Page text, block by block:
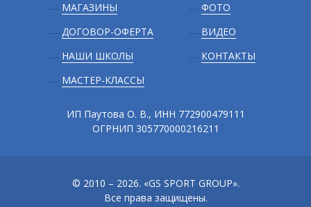
МАГАЗИНЫ
ДОГОВОР-ОФЕРТА
НАШИ ШКОЛЫ
МАСТЕР-КЛАССЫ
ФОТО
ВИДЕО
КОНТАКТЫ
ИП Паутова О. В., ИНН 772900479111
ОГРНИП 305770000216211
© 2010 – 2026. «GS SPORT GROUP».
Все права защищены.